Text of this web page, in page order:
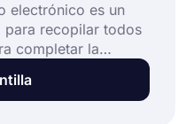
electrónico es un
recopilar todos
completar la
la selección de
y pago. Esta